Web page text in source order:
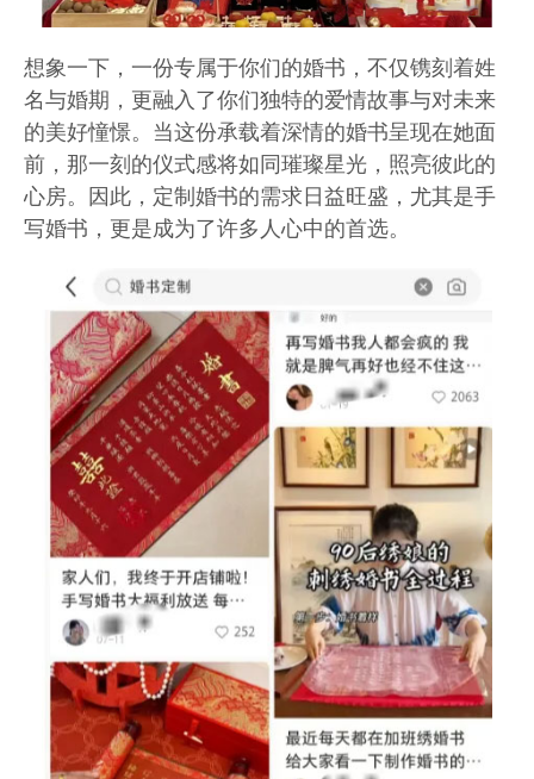
想象一下，一份专属于你们的婚书，不仅镌刻着姓
名与婚期，更融入了你们独特的爱情故事与对未来
的美好憧憬。当这份承载着深情的婚书呈现在她面
前，那一刻的仪式感将如同璀璨星光，照亮彼此的
心房。因此，定制婚书的需求日益旺盛，尤其是手
写婚书，更是成为了许多人心中的首选。